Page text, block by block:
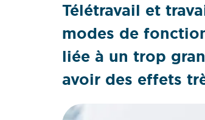
Télétravail et
modes de
liée à un trop
avoir des effets